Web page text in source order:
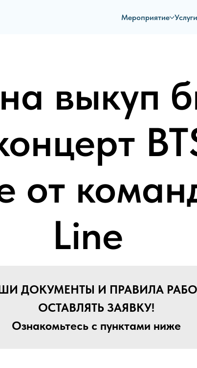
Мероприятие Услуги
выкуп
от
Line
ДОКУМЕНТЫ И ПРАВИЛА
ОСТАВЛЯТЬ ЗАЯВКУ!
Ознакомьтесь с пунктами ниже